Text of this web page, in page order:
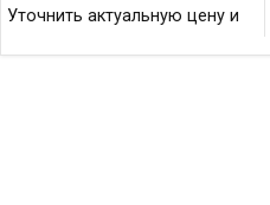
Уточнить актуальную цену и